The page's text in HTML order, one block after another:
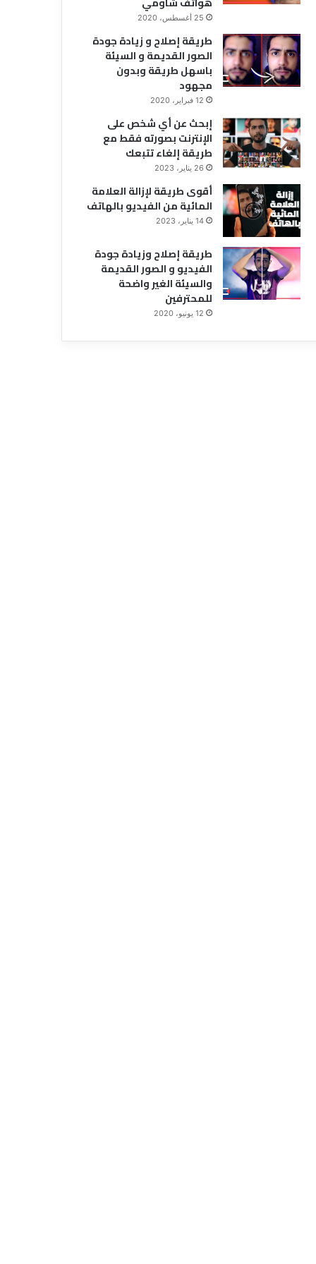
25 أغسطس، 2020
طريقة إصلاح و زيادة جودة
الصور القديمة و السيئة
باسهل طريقة وبدون
مجهود
12 فبراير، 2020
إبحث عن أي شخص على
الإنترنت بصورته فقط مع
طريقة إلغاء تتبعك
26 يناير، 2023
أقوى طريقة لإزالة العلامة
المائية من الفيديو بالهاتف
14 يناير، 2023
طريقة إصلاح وزيادة جودة
الفيديو و الصور القديمة
والسيئة الغير واضحة
للمحترفين
12 يونيو، 2020